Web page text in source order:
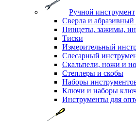
Ручной инструмент
Сверла и абразивный
Пинцеты, зажимы,
Тиски
Измерительный
Слесарный
Скальпели, ножи и
Степлеры и скобы
Наборы
Ключи и наборы
Инструменты для